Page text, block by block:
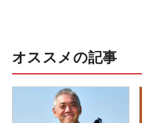
オススメの記事